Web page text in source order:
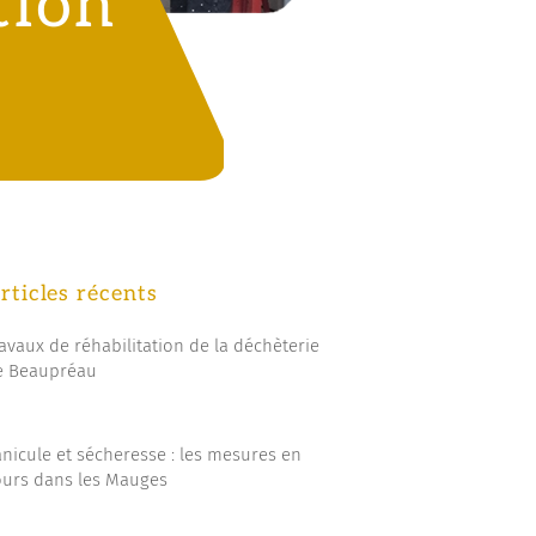
récents
de réhabilitation de la déchèterie
Beaupréau
et sécheresse : les mesures en
dans les Mauges